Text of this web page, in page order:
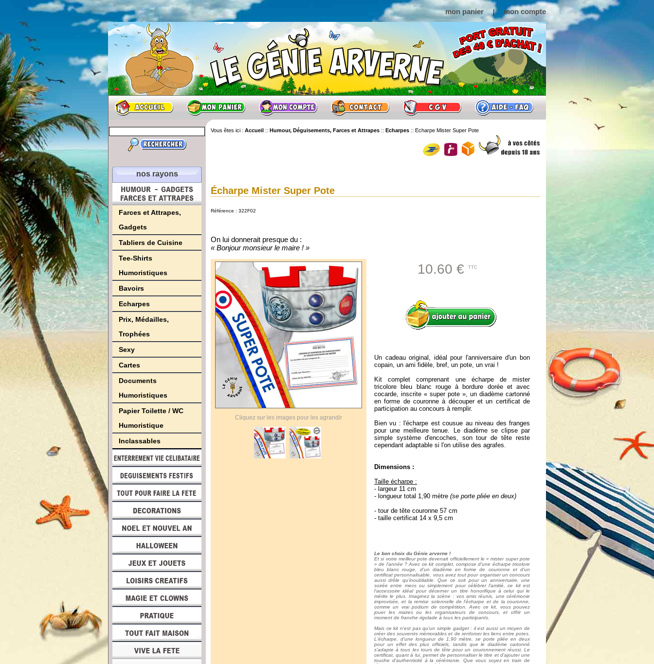
mon panier | mon compte
nos rayons
Farces et Attrapes,
Gadgets
Tabliers de Cuisine
Tee-Shirts
Humoristiques
Bavoirs
Echarpes
Prix, Médailles,
Trophées
Sexy
Cartes
Documents
Humoristiques
Papier Toilette / WC
Humoristique
Inclassables
Vous êtes ici : Accueil :: Humour, Déguisements, Farces et Attrapes :: Echarpes :: Echarpe Mister Super Pote
Écharpe Mister Super Pote
Référence : 322F02
On lui donnerait presque du :
« Bonjour monsieur le maire ! »
10.60 € TTC
Un cadeau original, idéal pour l'anniversaire d'un bon
copain, un ami fidèle, bref, un pote, un vrai !
Kit complet comprenant une écharpe de mister
tricolore bleu blanc rouge à bordure dorée et avec
cocarde, inscrite « super pote », un diadème cartonné
en forme de couronne à découper et un certificat de
participation au concours à remplir.
Bien vu : l'écharpe est cousue au niveau des franges
pour une meilleure tenue. Le diadème se clipse par
simple système d'encoches, son tour de tête reste
cependant adaptable si l'on utilise des agrafes.
Dimensions :
Taille écharpe :
- largeur 11 cm
- longueur total 1,90 mètre (se porte pliée en deux)
- tour de tête couronne 57 cm
- taille certificat 14 x 9,5 cm
Le bon choix du Génie arverne !
Et si votre meilleur pote devenait officiellement le « mister super pote
» de l'année ? Avec ce kit complet, compose d'une écharpe tricolore
bleu blanc rouge, d'un diadème en forme de couronne et d'un
certificat personnalisable, vous avez tout pour organiser un concours
aussi drôle qu'inoubliable. Que ce soit pour un anniversaire, une
soirée entre mecs ou simplement pour célébrer l'amitié, ce kit est
l'accessoire idéal pour décerner un titre honorifique à celui qui le
mérite le plus. Imaginez la scène : vos amis réunis, une cérémonie
improvisée, et la remise solennelle de l'écharpe et de la couronne,
comme un vrai podium de compétition. Avec ce kit, vous pouvez
jouer les maires ou les organisateurs de concours, et offrir un
moment de franche rigolade à tous les participants.
Mais ce kit n'est pas qu'un simple gadget : il est aussi un moyen de
créer des souvenirs mémorables et de renforcer les liens entre potes.
L'écharpe, d'une longueur de 1,90 mètre, se porte pliée en deux
pour un effet des plus officiels, tandis que le diadème cartonné
s'adapte à tous les tours de tête pour un couronnement réussi. Le
certificat, quant à lui, permet de personnaliser le titre et d'ajouter une
touche d'authenticité à la cérémonie. Que vous soyez en train de
Cliquez sur les images pour les agrandir